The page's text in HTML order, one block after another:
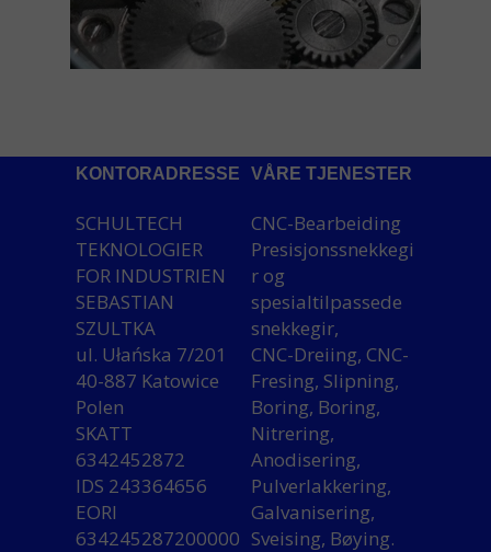
VÅRE TJENESTER
CNC-Bearbeiding
Presisjonssnekkegi
r og
spesialtilpassede
snekkegir,
CNC-Dreiing, CNC-
Fresing, Slipning,
Boring, Boring,
Nitrering,
Anodisering,
Pulverlakkering,
Galvanisering,
Sveising, Bøying.
KONTORADRESSE
SCHULTECH
TEKNOLOGIER
FOR INDUSTRIEN
SEBASTIAN
SZULTKA
ul. Ułańska 7/201
40-887 Katowice
Polen
SKATT
6342452872
IDS 243364656
EORI
634245287200000